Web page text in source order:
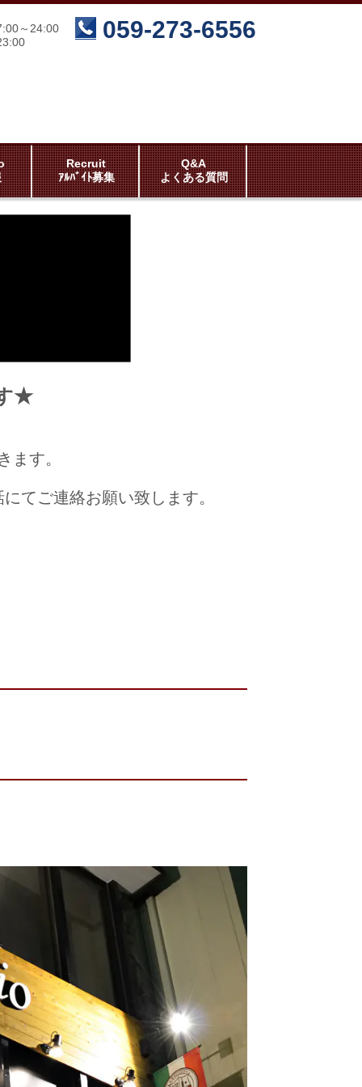
～24:00
059-273-6556
Recruit
ｱﾙﾊﾞｲﾄ募集
Q&A
よくある質問
★
ます。
てご連絡お願い致します。